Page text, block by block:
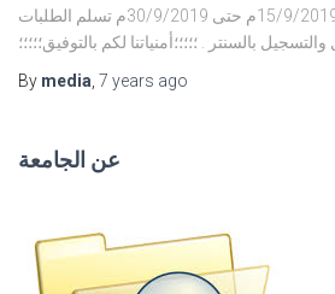
من يوم الأحد الموافق 15/9/2019م حتى 30/9/2019م تسلم الطلبات
بالسنتر . ؛؛؛؛؛أمنياتنا لكم بالتوفيق؛؛؛؛؛
By media 7 years ago
عن الجامعة